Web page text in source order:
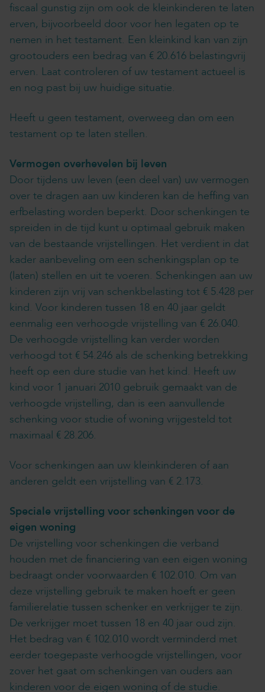
fiscaal gunstig zijn om ook de kleinkinderen te laten
erven, bijvoorbeeld door voor hen legaten op te
nemen in het testament. Een kleinkind kan van zijn
grootouders een bedrag van € 20.616 belastingvrij
erven. Laat controleren of uw testament actueel is
en nog past bij uw huidige situatie.
Heeft u geen testament, overweeg dan om een
testament op te laten stellen.
Vermogen overhevelen bij leven
Door tijdens uw leven (een deel van) uw vermogen
over te dragen aan uw kinderen kan de heffing van
erfbelasting worden beperkt. Door schenkingen te
spreiden in de tijd kunt u optimaal gebruik maken
van de bestaande vrijstellingen. Het verdient in dat
kader aanbeveling om een schenkingsplan op te
(laten) stellen en uit te voeren. Schenkingen aan uw
kinderen zijn vrij van schenkbelasting tot € 5.428 per
kind. Voor kinderen tussen 18 en 40 jaar geldt
eenmalig een verhoogde vrijstelling van € 26.040.
De verhoogde vrijstelling kan verder worden
verhoogd tot € 54.246 als de schenking betrekking
heeft op een dure studie van het kind. Heeft uw
kind voor 1 januari 2010 gebruik gemaakt van de
verhoogde vrijstelling, dan is een aanvullende
schenking voor studie of woning vrijgesteld tot
maximaal € 28.206.
Voor schenkingen aan uw kleinkinderen of aan
anderen geldt een vrijstelling van € 2.173.
Speciale vrijstelling voor schenkingen voor de
eigen woning
De vrijstelling voor schenkingen die verband
houden met de financiering van een eigen woning
bedraagt onder voorwaarden € 102.010. Om van
deze vrijstelling gebruik te maken hoeft er geen
familierelatie tussen schenker en verkrijger te zijn.
De verkrijger moet tussen 18 en 40 jaar oud zijn.
Het bedrag van € 102.010 wordt verminderd met
eerder toegepaste verhoogde vrijstellingen, voor
zover het gaat om schenkingen van ouders aan
kinderen voor de eigen woning of de studie.